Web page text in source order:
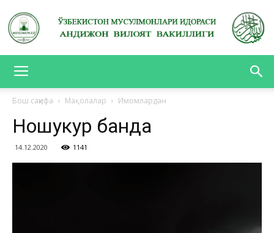
ВИЛОЯТ
Бош саҳифа Мақолалар Имомлардан
Ношукур банда
14.12.2020 1141